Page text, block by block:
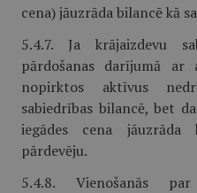
cena) jāuzrāda bilancē kā
5.4.7. Ja krājaizdevu
pārdošanas darījumā
nopirktos aktīvus
sabiedrības bilancē, bet
iegādes cena
pārdevēju.
5.4.8. Vienošanās